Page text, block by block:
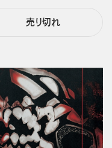
売り切れ